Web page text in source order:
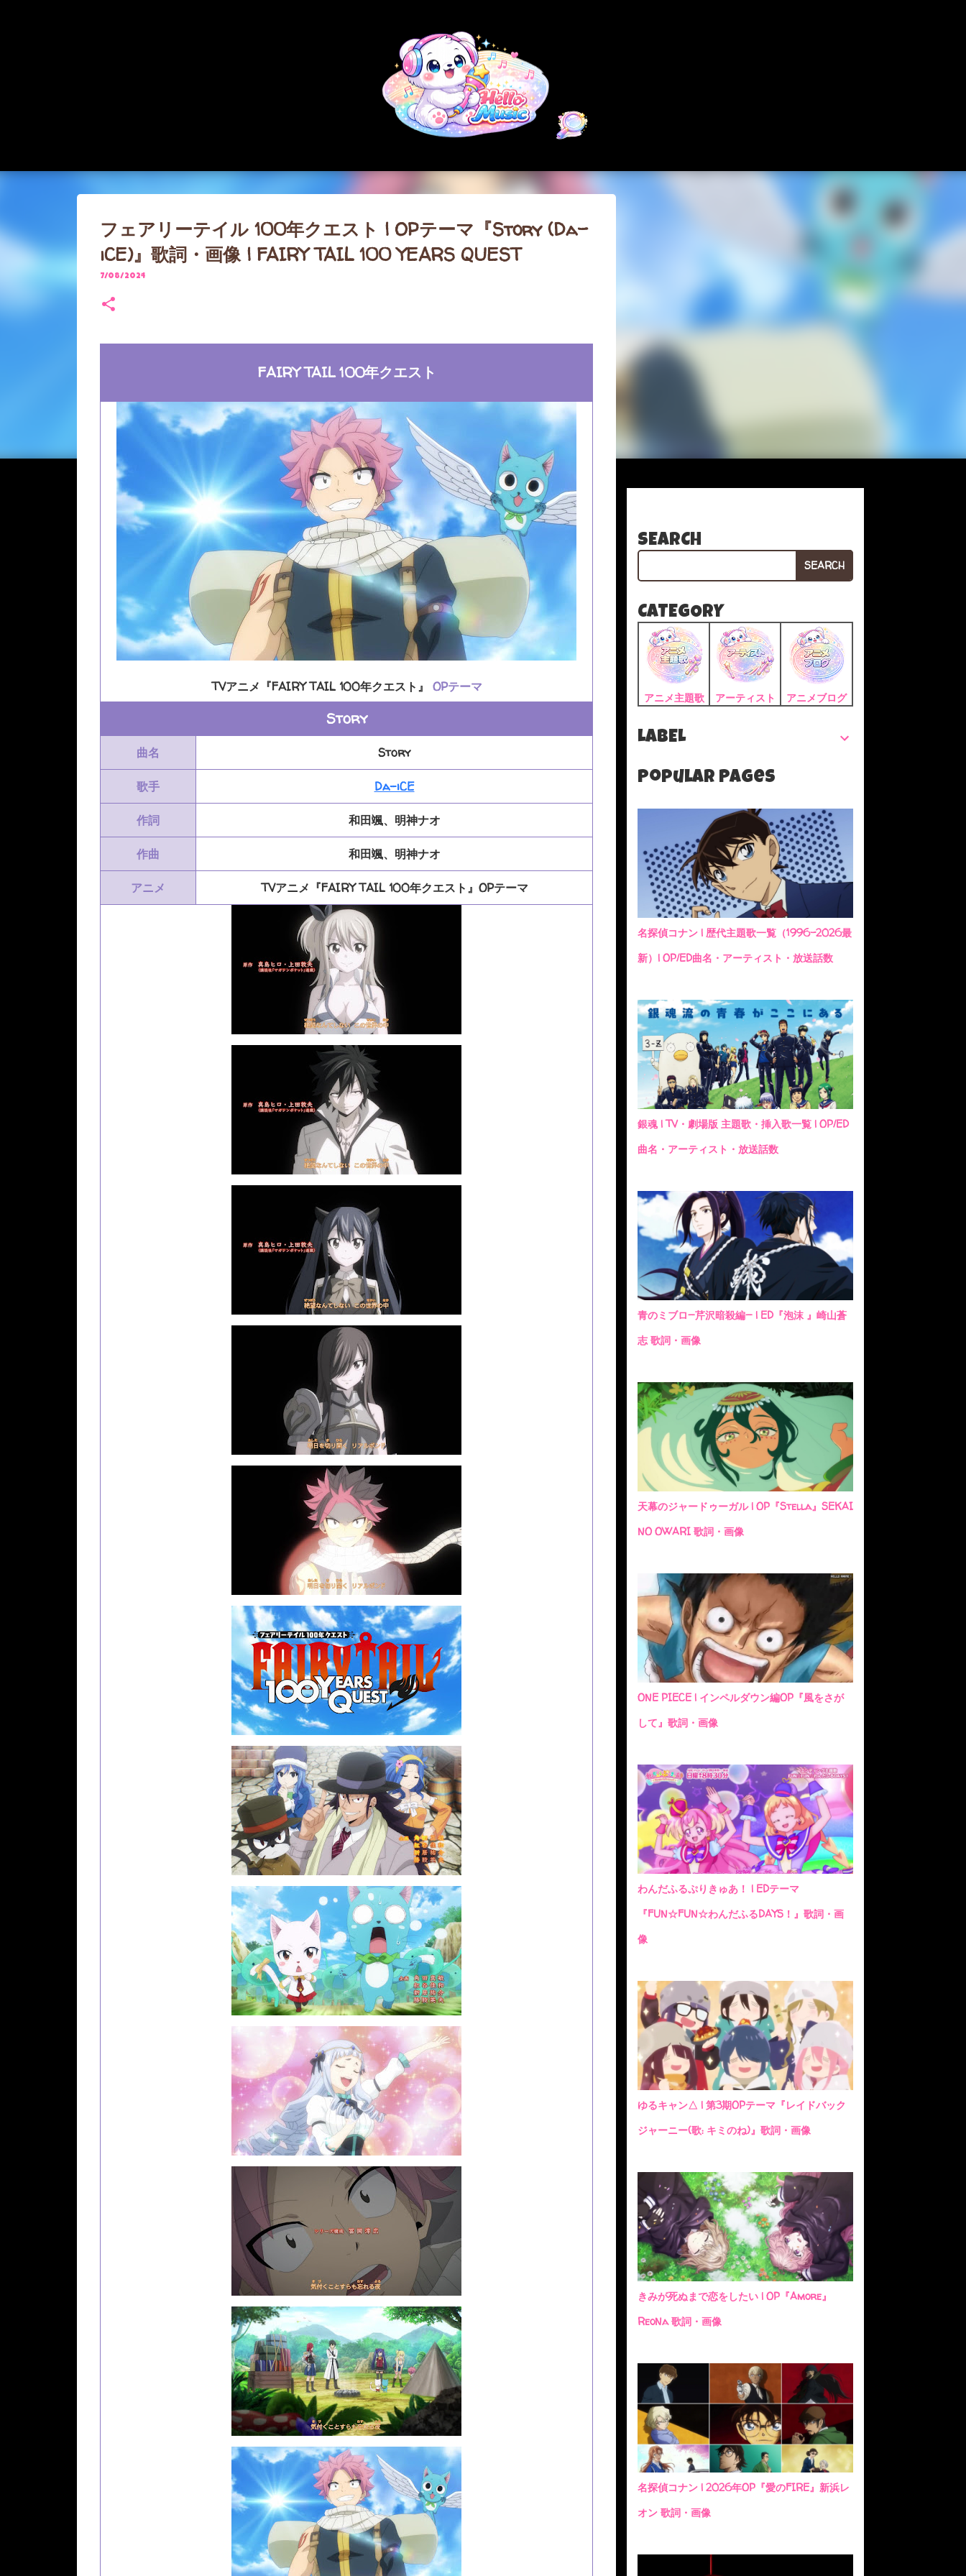
フェアリーテイル 100年クエスト | OPテーマ『Story (Da-
iCE)』歌詞・画像 | FAIRY TAIL 100 YEARS QUEST
7/08/2024
FAIRY TAIL 100年クエスト
TVアニメ『FAIRY TAIL 100年クエスト』 OPテーマ
Story
曲名 Story
歌手 Da-iCE
作詞 和田颯、明神ナオ
作曲 和田颯、明神ナオ
アニメ TVアニメ『FAIRY TAIL 100年クエスト』OPテーマ
SEARCH
SEARCH
CATEGORY
アニメ主題歌 アーティスト アニメブログ
LABEL
Popular Pages
名探偵コナン | 歴代主題歌一覧（1996-2026最
新）| OP/ED曲名・アーティスト・放送話数
銀魂 | TV・劇場版 主題歌・挿入歌一覧 | OP/ED
曲名・アーティスト・放送話数
青のミブロ—芹沢暗殺編— | ED『泡沫 』崎山蒼
志 歌詞・画像
天幕のジャードゥーガル | OP『Stella』SEKAI
NO OWARI 歌詞・画像
ONE PIECE | インペルダウン編OP『風をさが
して』歌詞・画像
わんだふるぷりきゅあ！ | EDテーマ
『FUN☆FUN☆わんだふるDAYS！』歌詞・画
像
ゆるキャン△ | 第3期OPテーマ『レイドバック
ジャーニー(歌: キミのね)』歌詞・画像
きみが死ぬまで恋をしたい | OP『Amore』
ReoNa 歌詞・画像
名探偵コナン | 2026年OP『愛のFIRE』新浜レ
オン 歌詞・画像